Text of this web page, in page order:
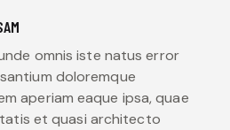
omnis iste natus error
doloremque
aperiam eaque ipsa, quae
et quasi architecto